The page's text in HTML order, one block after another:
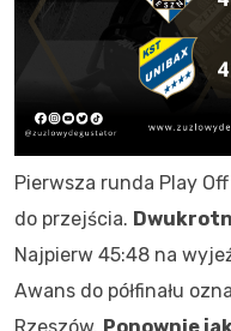
Pierwsza runda Play
do przejścia.
Najpierw 45:48 na
Awans do półfinału